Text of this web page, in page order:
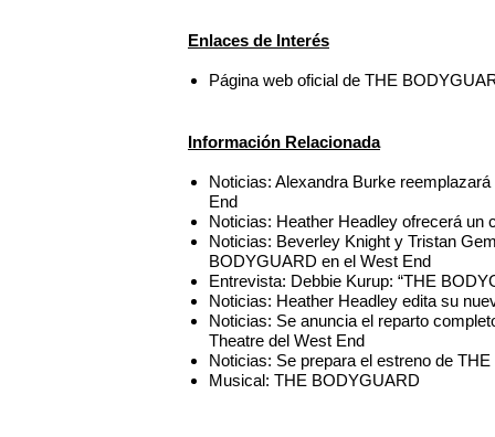
Enlaces de Interés
Página web oficial de THE
Información Relacionada
Noticias: Alexandra Burke
End
Noticias: Heather Headley ofrecerá un
Noticias: Beverley Knight y Tristan
BODYGUARD en el West End
Entrevista: Debbie Kurup: “THE
Noticias: Heather Headley edita su
Noticias: Se anuncia el reparto
Theatre del West End
Noticias: Se prepara el estreno de
Musical: THE BODYGUARD